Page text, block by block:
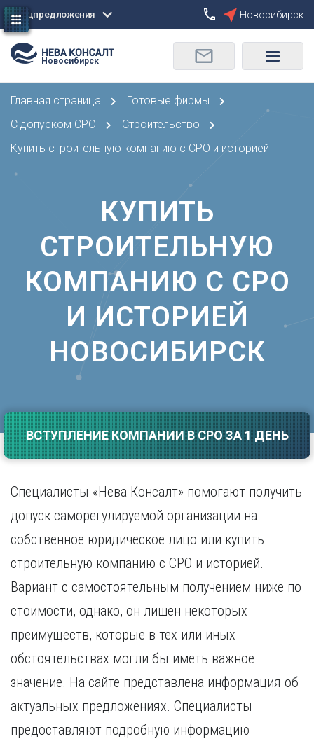
Сбросить
Москва
Санкт-Петербург
Астрахань
Брянск
В
Владивосток
Владикавказ
Владимир
Волгоград
Воронеж
И
Иваново
Ижевск
К
Казань
Калининград
Кемерово
Киров
Красноярск
Курган
Л
О
Орел
Оренбург
П
Р
Рязань
Самара
Саранск
Саратов
Севастополь
Симферополь
Ставрополь
Т
Тамбов
Тольятти
Тула
Тюмень
У
Улан-Удэ
Уфа
Х
Хабаровск
Ч
Чебоксары
Челябинск
Спецпредложения Новосибирск
Новосибирск
Главная страница
Готовые фирмы
С допуском СРО
Строительство
Купить строительную компанию с СРО и историей
КУПИТЬ
СТРОИТЕЛЬНУЮ
КОМПАНИЮ С СРО
И ИСТОРИЕЙ
НОВОСИБИРСК
ВСТУПЛЕНИЕ КОМПАНИИ В СРО ЗА 1 ДЕНЬ
Специалисты «Нева Консалт» помогают получить
допуск саморегулируемой организации на
собственное юридическое лицо или купить
строительную компанию с СРО и историей.
Вариант с самостоятельным получением ниже по
стоимости, однако, он лишен некоторых
преимуществ, которые в тех или иных
обстоятельствах могли бы иметь важное
значение. На сайте представлена информация об
актуальных предложениях. Специалисты
предоставляют подробную информацию